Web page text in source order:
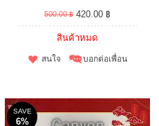
500.00 ฿ 420.00 ฿
สินค้าหมด
สนใจ บอกต่อเพื่อน
SAVE
6%